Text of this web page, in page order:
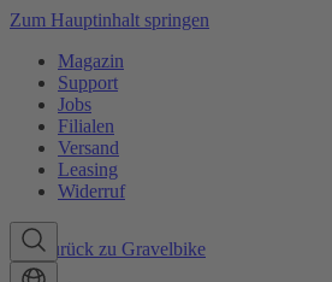
Zum Hauptinhalt springen
Magazin
Support
Jobs
Filialen
Versand
Leasing
Widerruf
Zurück zu Gravelbike